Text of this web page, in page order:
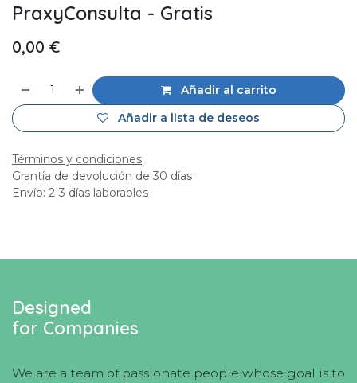
PraxyConsulta - Gratis
0,00 €
Añadir al carrito
Añadir a lista de deseos
Términos y condiciones
Grantía de devolución de 30 días
Envío: 2-3 días laborables
Designed
for Companies
We are a team of passionate people whose goal is to